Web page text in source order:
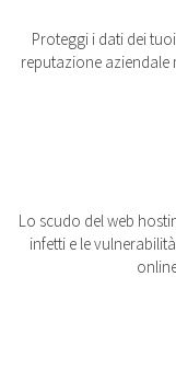
Proteggi i dati dei
reputazione
Lo scudo del web
infetti e le